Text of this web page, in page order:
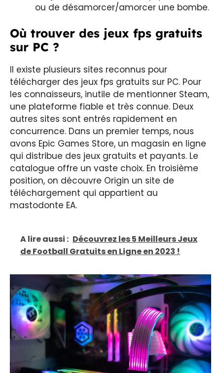
ou de désamorcer/amorcer une bombe.
Où trouver des jeux fps gratuits
sur PC ?
Il existe plusieurs sites reconnus pour
télécharger des jeux fps gratuits sur PC. Pour
les connaisseurs, inutile de mentionner Steam,
une plateforme fiable et très connue. Deux
autres sites sont entrés rapidement en
concurrence. Dans un premier temps, nous
avons Epic Games Store, un magasin en ligne
qui distribue des jeux gratuits et payants. Le
catalogue offre un vaste choix. En troisième
position, on découvre Origin un site de
téléchargement qui appartient au
mastodonte EA.
A lire aussi : Découvrez les 5 Meilleurs Jeux
de Football Gratuits en Ligne en 2023 !